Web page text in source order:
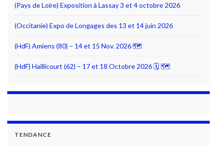
(Pays de Loire) Exposition à Lassay 3 et 4 octobre 2026
(Occitanie) Expo de Longages des 13 et 14 juin 2026
(HdF) Amiens (80) – 14 et 15 Nov. 2026 🗺
(HdF) Haillicourt (62) – 17 et 18 Octobre 2026 🗓 🗺
TENDANCE